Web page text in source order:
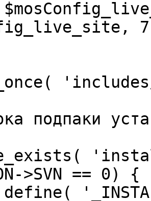
подпаки
>SVN == 0) {